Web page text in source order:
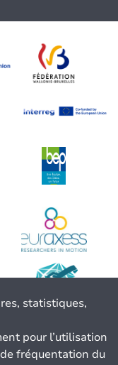
statistiques,
pour l’utilisation
fréquentation du